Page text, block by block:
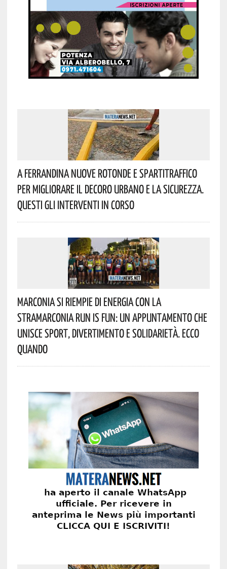
A Ferrandina Nuove Rotonde E Spartitraffico
Per Migliorare Il Decoro Urbano E La Sicurezza.
Questi Gli Interventi In Corso
Marconia Si Riempie Di Energia Con La
StraMarconia Run Is Fun: Un Appuntamento Che
Unisce Sport, Divertimento E Solidarietà. Ecco
Quando